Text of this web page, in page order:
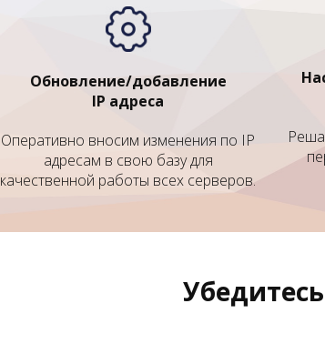
Обновление/добавление
IP адреса
Оперативно вносим изменения по IP
адресам в свою базу для
качественной работы всех серверов.